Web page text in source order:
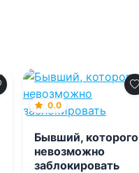
0.0
Бывший, которого
невозможно
заблокировать